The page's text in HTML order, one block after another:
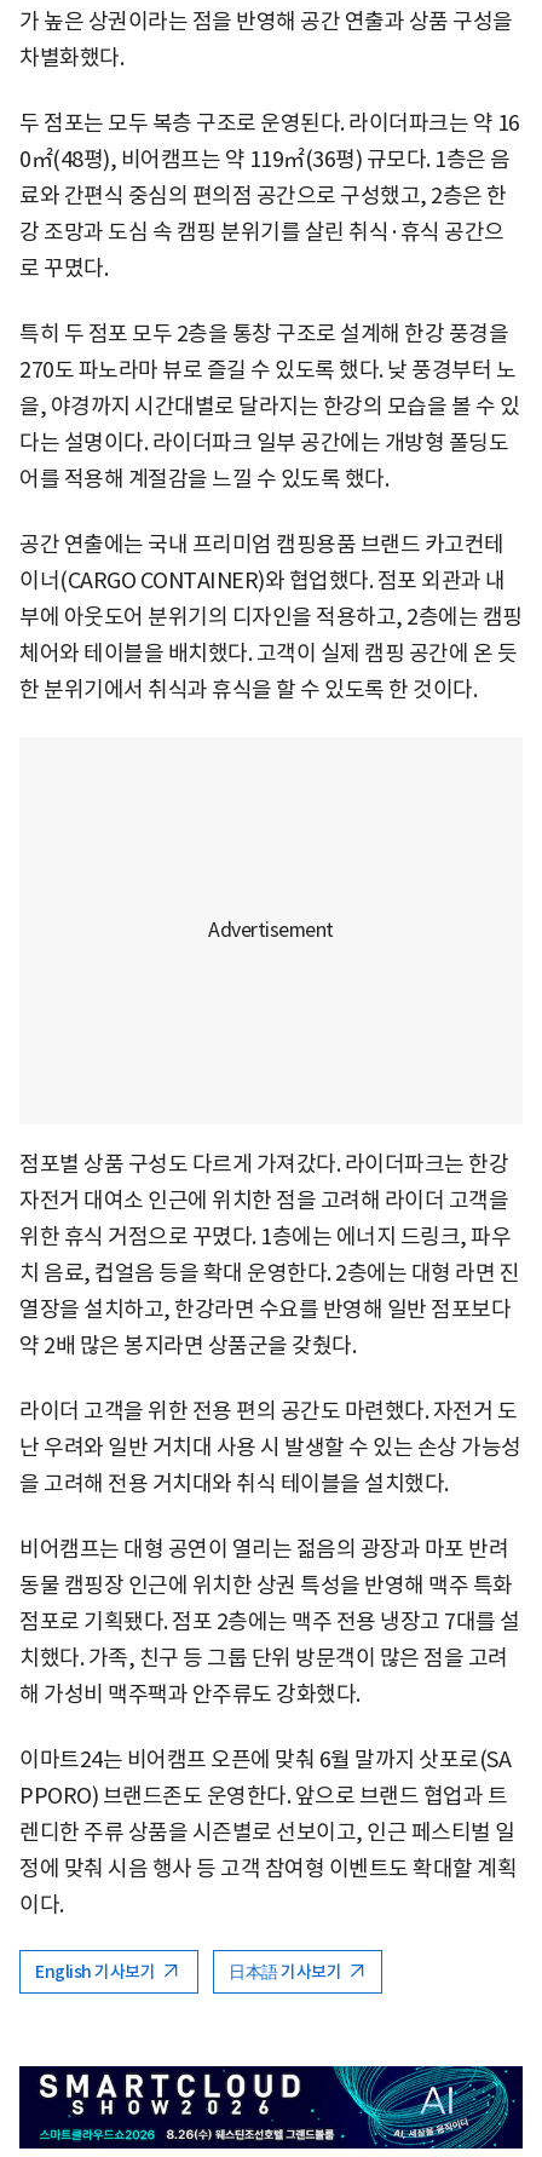
가 높은 상권이라는 점을 반영해 공간 연출과 상품 구성을
차별화했다.
두 점포는 모두 복층 구조로 운영된다. 라이더파크는 약 16
0㎡(48평), 비어캠프는 약 119㎡(36평) 규모다. 1층은 음
료와 간편식 중심의 편의점 공간으로 구성했고, 2층은 한
강 조망과 도심 속 캠핑 분위기를 살린 취식·휴식 공간으
로 꾸몄다.
특히 두 점포 모두 2층을 통창 구조로 설계해 한강 풍경을
270도 파노라마 뷰로 즐길 수 있도록 했다. 낮 풍경부터 노
을, 야경까지 시간대별로 달라지는 한강의 모습을 볼 수 있
다는 설명이다. 라이더파크 일부 공간에는 개방형 폴딩도
어를 적용해 계절감을 느낄 수 있도록 했다.
공간 연출에는 국내 프리미엄 캠핑용품 브랜드 카고컨테
이너(CARGO CONTAINER)와 협업했다. 점포 외관과 내
부에 아웃도어 분위기의 디자인을 적용하고, 2층에는 캠핑
체어와 테이블을 배치했다. 고객이 실제 캠핑 공간에 온 듯
한 분위기에서 취식과 휴식을 할 수 있도록 한 것이다.
점포별 상품 구성도 다르게 가져갔다. 라이더파크는 한강
자전거 대여소 인근에 위치한 점을 고려해 라이더 고객을
위한 휴식 거점으로 꾸몄다. 1층에는 에너지 드링크, 파우
치 음료, 컵얼음 등을 확대 운영한다. 2층에는 대형 라면 진
열장을 설치하고, 한강라면 수요를 반영해 일반 점포보다
약 2배 많은 봉지라면 상품군을 갖췄다.
라이더 고객을 위한 전용 편의 공간도 마련했다. 자전거 도
난 우려와 일반 거치대 사용 시 발생할 수 있는 손상 가능성
을 고려해 전용 거치대와 취식 테이블을 설치했다.
비어캠프는 대형 공연이 열리는 젊음의 광장과 마포 반려
동물 캠핑장 인근에 위치한 상권 특성을 반영해 맥주 특화
점포로 기획됐다. 점포 2층에는 맥주 전용 냉장고 7대를 설
치했다. 가족, 친구 등 그룹 단위 방문객이 많은 점을 고려
해 가성비 맥주팩과 안주류도 강화했다.
이마트24는 비어캠프 오픈에 맞춰 6월 말까지 삿포로(SA
PPORO) 브랜드존도 운영한다. 앞으로 브랜드 협업과 트
렌디한 주류 상품을 시즌별로 선보이고, 인근 페스티벌 일
정에 맞춰 시음 행사 등 고객 참여형 이벤트도 확대할 계획
이다.
English 기사보기 日本語 기사보기